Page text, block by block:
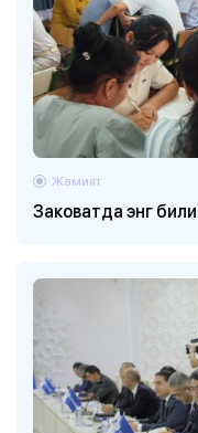
Заковатда энг
Жамият